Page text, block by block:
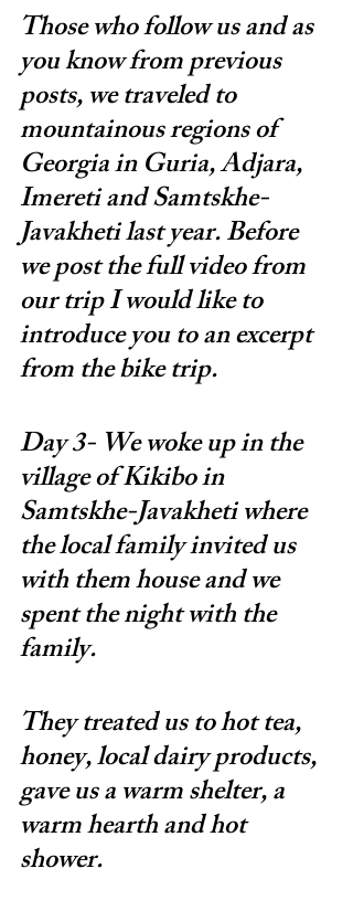
Those who follow us and as
you know from previous
posts, we traveled to
mountainous regions of
Georgia in Guria, Adjara,
Imereti and Samtskhe-
Javakheti last year. Before
we post the full video from
our trip I would like to
introduce you to an excerpt
from the bike trip.
Day 3- We woke up in the
village of Kikibo in
Samtskhe-Javakheti where
the local family invited us
with them house and we
spent the night with the
family.
They treated us to hot tea,
honey, local dairy products,
gave us a warm shelter, a
warm hearth and hot
shower.